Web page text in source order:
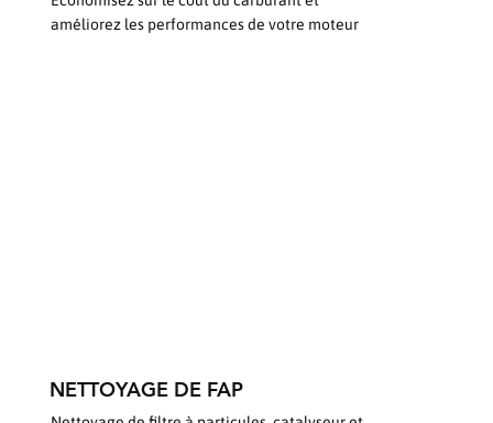
améliorez les performances de votre moteur
NETTOYAGE DE FAP